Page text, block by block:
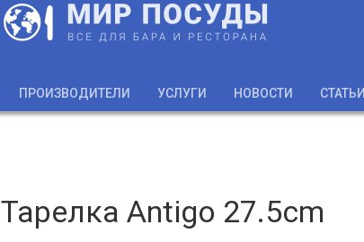
ПРОИЗВОДИТЕЛИ УСЛУГИ НОВОСТИ СТАТЬИ
Тарелка Antigo 27.5cm